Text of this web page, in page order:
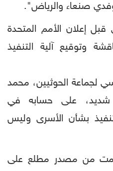
صنعاء والرياض".
إعلان الأمم المتحدة
وتوقيع آلية التنفيذ
لجماعة الحوثيين، محمد
شديد، على حسابه في
بشأن الأسرى وليس
من مصدر مطلع على